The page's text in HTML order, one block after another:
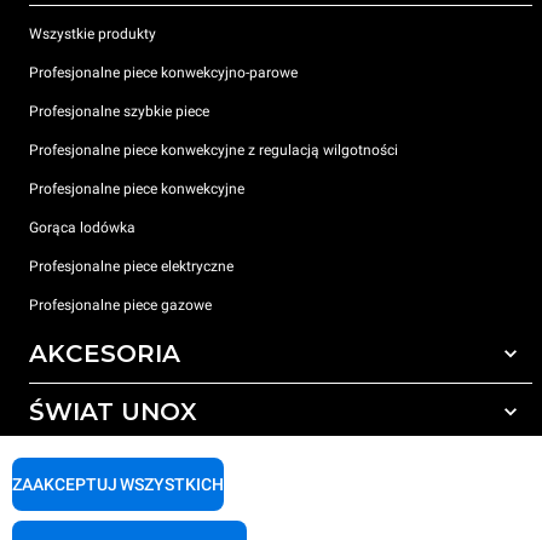
Wszystkie produkty
Profesjonalne piece konwekcyjno-parowe
Profesjonalne szybkie piece
Profesjonalne piece konwekcyjne z regulacją wilgotności
Profesjonalne piece konwekcyjne
Gorąca lodówka
Profesjonalne piece elektryczne
Profesjonalne piece gazowe
AKCESORIA
Wszystkie akcesoria
Detergenty do ręcznego mycia
Uzdatnianie wody z filtrem żywicznym
ŚWIAT UNOX
ZAAKCEPTUJ WSZYSTKICH